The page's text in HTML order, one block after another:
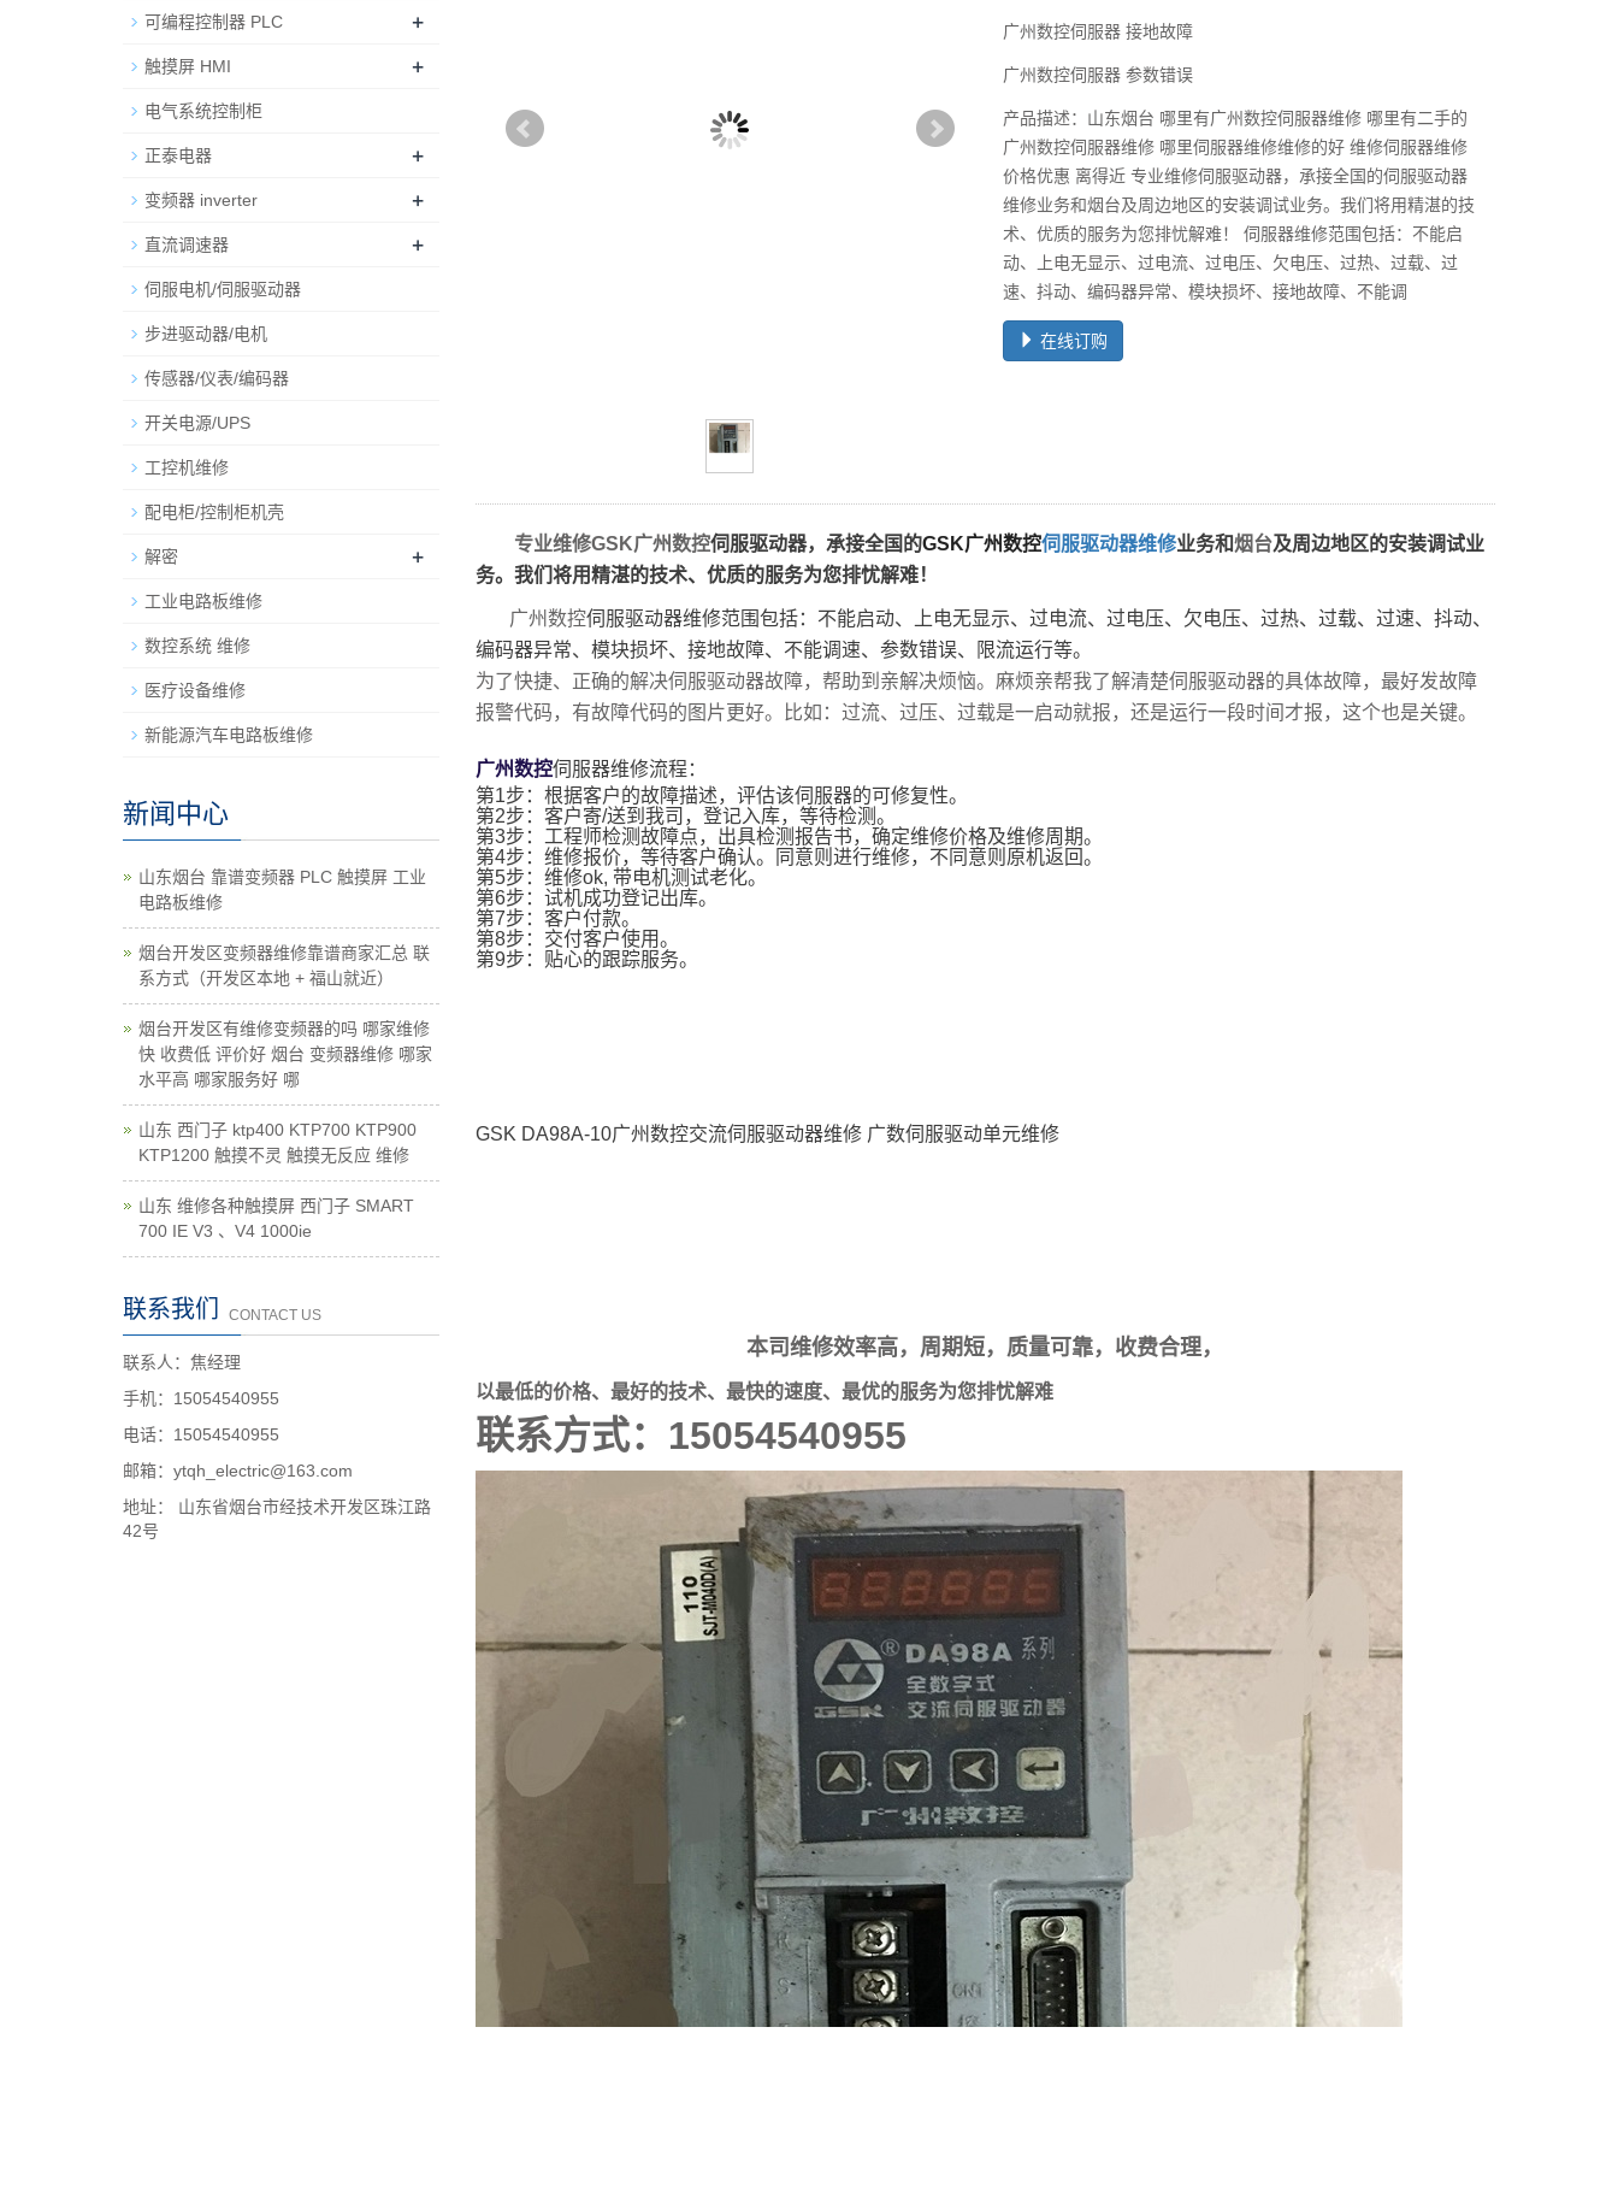
广州数控伺服器 接地故障
广州数控伺服器 参数错误
产品描述：山东烟台 哪里有广州数控伺服器维修 哪里有二手的
广州数控伺服器维修 哪里伺服器维修维修的好 维修伺服器维修
价格优惠 离得近 专业维修伺服驱动器，承接全国的伺服驱动器
维修业务和烟台及周边地区的安装调试业务。我们将用精湛的技
术、优质的服务为您排忧解难！ 伺服器维修范围包括：不能启
动、上电无显示、过电流、过电压、欠电压、过热、过载、过
速、抖动、编码器异常、模块损坏、接地故障、不能调
在线订购
专业维修GSK广州数控伺服驱动器，承接全国的GSK广州数控伺服驱动器维修业务和烟台及周边地区的安装调试业
务。我们将用精湛的技术、优质的服务为您排忧解难！
广州数控伺服驱动器维修范围包括：不能启动、上电无显示、过电流、过电压、欠电压、过热、过载、过速、抖动、
编码器异常、模块损坏、接地故障、不能调速、参数错误、限流运行等。
为了快捷、正确的解决伺服驱动器故障，帮助到亲解决烦恼。麻烦亲帮我了解清楚伺服驱动器的具体故障，最好发故障
报警代码，有故障代码的图片更好。比如：过流、过压、过载是一启动就报，还是运行一段时间才报，这个也是关键。
广州数控伺服器维修流程：
第1步：根据客户的故障描述，评估该伺服器的可修复性。
第2步：客户寄/送到我司，登记入库，等待检测。
第3步：工程师检测故障点，出具检测报告书，确定维修价格及维修周期。
第4步：维修报价，等待客户确认。同意则进行维修，不同意则原机返回。
第5步：维修ok, 带电机测试老化。
第6步：试机成功登记出库。
第7步：客户付款。
第8步：交付客户使用。
第9步：贴心的跟踪服务。
GSK DA98A-10广州数控交流伺服驱动器维修 广数伺服驱动单元维修
本司维修效率高，周期短，质量可靠，收费合理，
以最低的价格、最好的技术、最快的速度、最优的服务为您排忧解难
联系方式：15054540955
可编程控制器 PLC +
触摸屏 HMI +
电气系统控制柜
正泰电器 +
变频器 inverter +
直流调速器 +
伺服电机/伺服驱动器
步进驱动器/电机
传感器/仪表/编码器
开关电源/UPS
工控机维修
配电柜/控制柜机壳
解密 +
工业电路板维修
数控系统 维修
医疗设备维修
新能源汽车电路板维修
新闻中心
山东烟台 靠谱变频器 PLC 触摸屏 工业
电路板维修
烟台开发区变频器维修靠谱商家汇总 联
系方式（开发区本地 + 福山就近）
烟台开发区有维修变频器的吗 哪家维修
快 收费低 评价好 烟台 变频器维修 哪家
水平高 哪家服务好 哪
山东 西门子 ktp400 KTP700 KTP900
KTP1200 触摸不灵 触摸无反应 维修
山东 维修各种触摸屏 西门子 SMART
700 IE V3 、V4 1000ie
联系我们 CONTACT US
联系人：焦经理
手机：15054540955
电话：15054540955
邮箱：ytqh_electric@163.com
地址： 山东省烟台市经技术开发区珠江路
42号